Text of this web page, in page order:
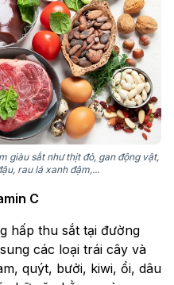
giàu sắt như thịt đỏ, gan động vật,
rau lá xanh đậm,...
C
hấp thu sắt tại đường
các loại trái cây và
quýt, bưởi, kiwi, ổi, dâu